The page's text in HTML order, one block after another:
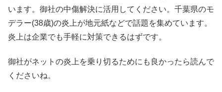
います。御社の中傷解決に活用してください。千葉県のモ
デラー(38歳)の炎上が地元紙などで話題を集めています。
炎上は企業でも手軽に対策できるはずです。
御社がネットの炎上を乗り切るためにも良かったら読んで
くださいね。